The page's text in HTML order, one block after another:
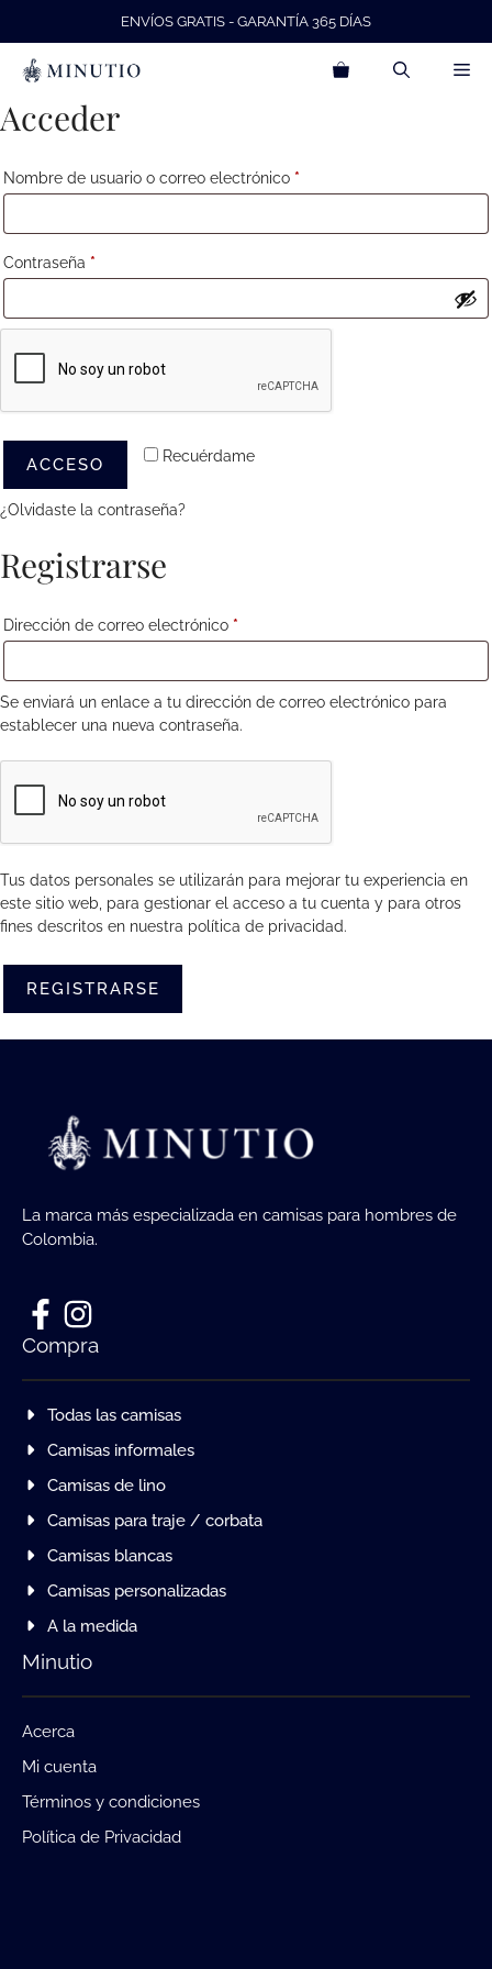
contenido
ENVÍOS GRATIS - GARANTÍA 365 DÍAS
Acceder
Nombre de usuario o correo electrónico *
Contraseña *
Recuérdame
ACCESO
¿Olvidaste la contraseña?
Registrarse
Dirección de correo electrónico *
Se enviará un enlace a tu dirección de correo electrónico para
establecer una nueva contraseña.
Tus datos personales se utilizarán para mejorar tu experiencia en
este sitio web, para gestionar el acceso a tu cuenta y para otros
fines descritos en nuestra política de privacidad.
REGISTRARSE
La marca más especializada en camisas para hombres de
Colombia.
Compra
Todas las camisas
Camisas informales
Camisas de lino
Camisas para traje / corbata
Camisas blancas
Camisas personalizadas
A la medida
Minutio
Acerca
Mi cuenta
Términos y condiciones
Política de Privacidad